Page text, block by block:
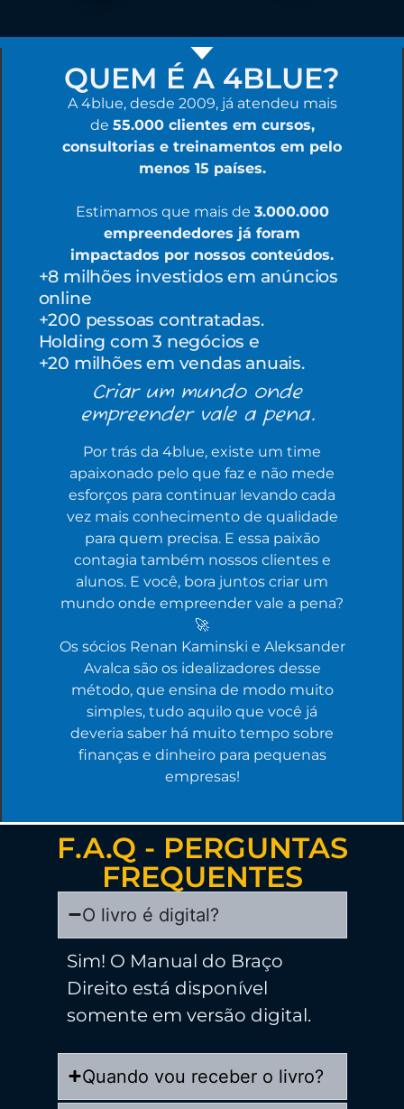
QUEM É A 4BLUE?
A 4blue, desde 2009, já atendeu mais
de 55.000 clientes em cursos,
consultorias e treinamentos em pelo
menos 15 países.
Estimamos que mais de 3.000.000
empreendedores já foram
impactados por nossos conteúdos.
+8 milhões investidos em anúncios
online
+200 pessoas contratadas.
Holding com 3 negócios e
+20 milhões em vendas anuais.
Criar um mundo onde
empreender vale a pena.
Por trás da 4blue, existe um time
apaixonado pelo que faz e não mede
esforços para continuar levando cada
vez mais conhecimento de qualidade
para quem precisa. E essa paixão
contagia também nossos clientes e
alunos. E você, bora juntos criar um
mundo onde empreender vale a pena?
🚀
Os sócios Renan Kaminski e Aleksander
Avalca são os idealizadores desse
método, que ensina de modo muito
simples, tudo aquilo que você já
deveria saber há muito tempo sobre
finanças e dinheiro para pequenas
empresas!
F.A.Q - PERGUNTAS
FREQUENTES
O livro é digital?
Sim! O Manual do Braço
Direito está disponível
somente em versão digital.
Quando vou receber o livro?